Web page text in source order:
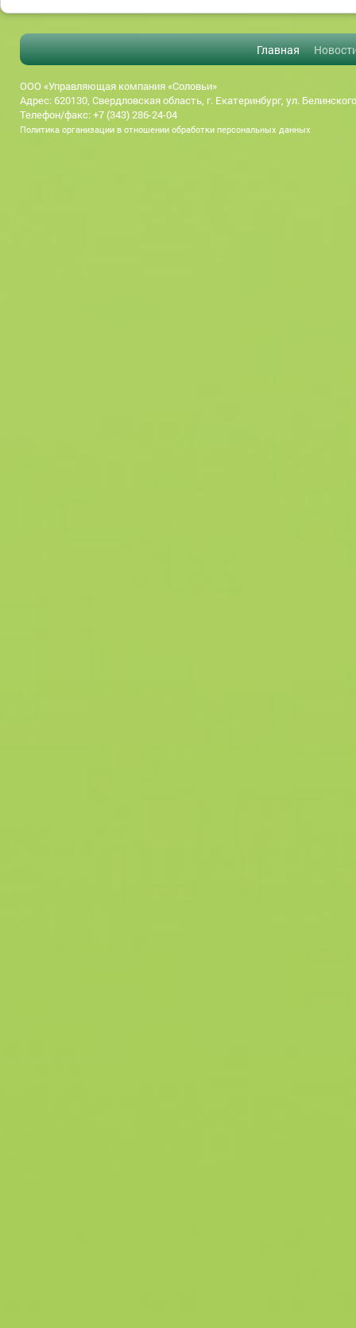
Главная
ООО «Управляющая компания «Соловьи»
Адрес: 620130, Свердловская область, г. Екатеринбург, ул.
Телефон/факс: +7 (343) 286-24-04
Политика организации в отношении обработки персональных данных